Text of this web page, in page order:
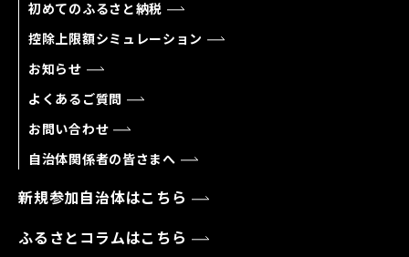
初めてのふるさと納税
控除上限額シミュレーション
お知らせ
よくあるご質問
お問い合わせ
自治体関係者の皆さまへ
新規参加自治体はこちら
ふるさとコラムはこちら